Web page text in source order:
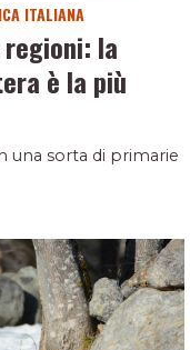
ITALIANA
la
è la più
una sorta di primarie